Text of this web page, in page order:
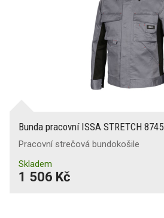
Bunda pracovní ISSA STRETCH 8745
Pracovní strečová bundokošile
Skladem
1 506 Kč